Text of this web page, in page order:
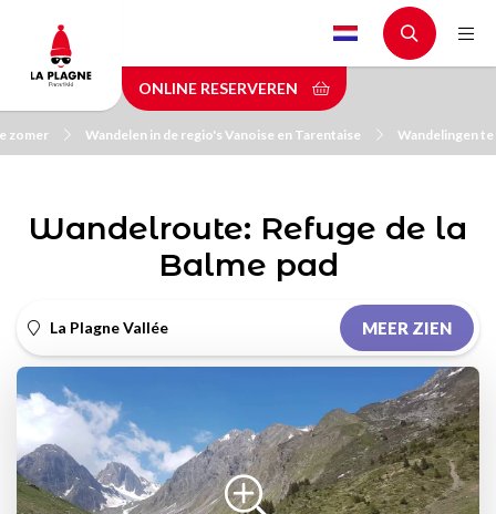
main
content
ONLINE RESERVEREN
zomer Wandelen in de regio's Vanoise en Tarentaise Wandelingen
Wandelroute: Refuge de la
Balme pad
La Plagne Vallée MEER ZIEN